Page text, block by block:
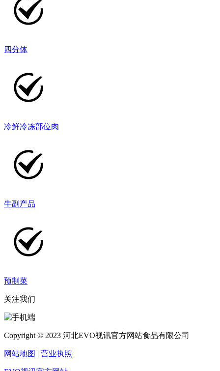
四分体
冷鲜冷冻部位肉
牛副产品
预制菜
关注我们
Copyright © 2023 河北EVO视讯官方网站食品有限公司
网站地图 | 营业执照